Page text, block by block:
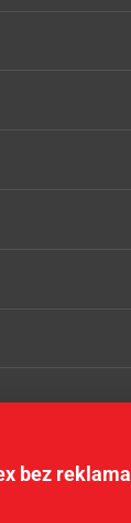
bez reklama